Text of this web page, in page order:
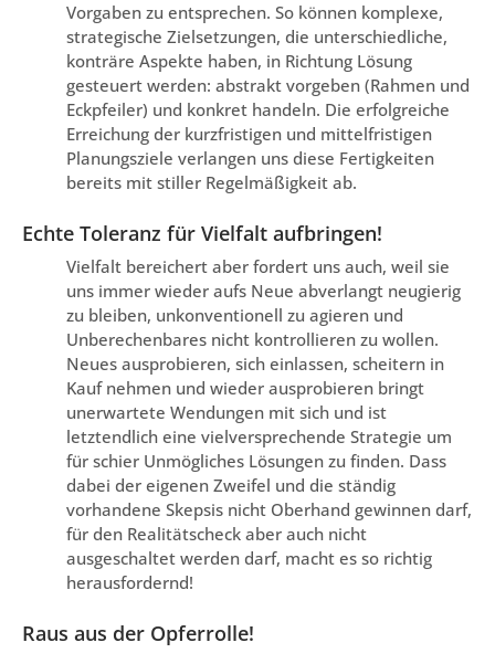
Vorgaben zu entsprechen. So können komplexe,
strategische Zielsetzungen, die unterschiedliche,
konträre Aspekte haben, in Richtung Lösung
gesteuert werden: abstrakt vorgeben (Rahmen und
Eckpfeiler) und konkret handeln. Die erfolgreiche
Erreichung der kurzfristigen und mittelfristigen
Planungsziele verlangen uns diese Fertigkeiten
bereits mit stiller Regelmäßigkeit ab.
Echte Toleranz für Vielfalt aufbringen!
Vielfalt bereichert aber fordert uns auch, weil sie
uns immer wieder aufs Neue abverlangt neugierig
zu bleiben, unkonventionell zu agieren und
Unberechenbares nicht kontrollieren zu wollen.
Neues ausprobieren, sich einlassen, scheitern in
Kauf nehmen und wieder ausprobieren bringt
unerwartete Wendungen mit sich und ist
letztendlich eine vielversprechende Strategie um
für schier Unmögliches Lösungen zu finden. Dass
dabei der eigenen Zweifel und die ständig
vorhandene Skepsis nicht Oberhand gewinnen darf,
für den Realitätscheck aber auch nicht
ausgeschaltet werden darf, macht es so richtig
herausfordernd!
Raus aus der Opferrolle!